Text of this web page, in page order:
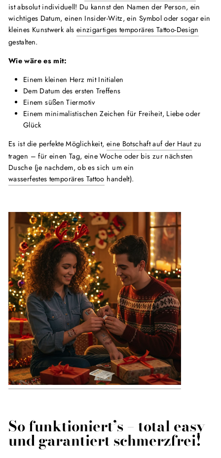
ist absolut individuell! Du kannst den Namen der Person, ein
wichtiges Datum, einen Insider-Witz, ein Symbol oder sogar ein
kleines Kunstwerk als einzigartiges temporäres Tattoo-Design
gestalten.
Wie wäre es mit:
Einem kleinen Herz mit Initialen
Dem Datum des ersten Treffens
Einem süßen Tiermotiv
Einem minimalistischen Zeichen für Freiheit, Liebe oder
Glück
Es ist die perfekte Möglichkeit, eine Botschaft auf der Hautzu
tragen – für einen Tag, eine Woche oder bis zur nächsten
Dusche (je nachdem, ob es sich um ein
wasserfestes temporäres Tattoo handelt).
So funktioniert’s – total easy
und garantiert schmerzfrei!